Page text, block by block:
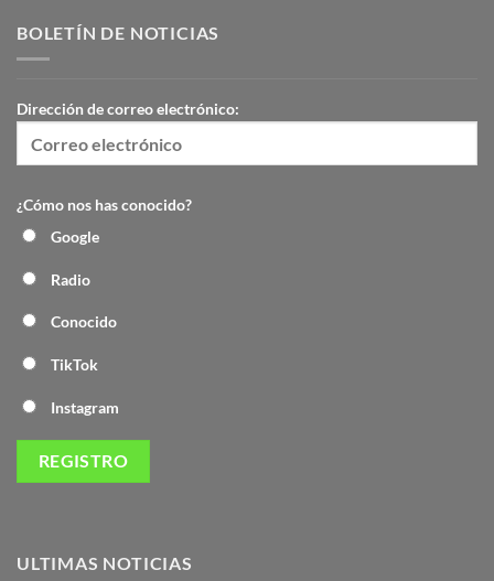
BOLETÍN DE NOTICIAS
Dirección de correo electrónico:
¿Cómo nos has conocido?
Google
Radio
Conocido
TikTok
Instagram
ULTIMAS NOTICIAS